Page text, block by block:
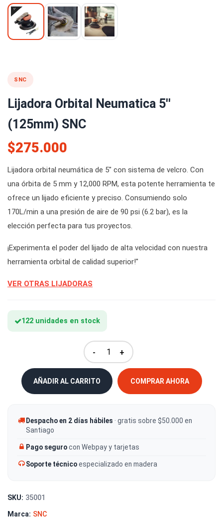
SNC
Lijadora Orbital Neumatica 5''
(125mm) SNC
$275.000
Lijadora orbital neumática de 5" con sistema de velcro. Con
una órbita de 5 mm y 12,000 RPM, esta potente herramienta te
ofrece un lijado eficiente y preciso. Consumiendo solo
170L/min a una presión de aire de 90 psi (6.2 bar), es la
elección perfecta para tus proyectos.
¡Experimenta el poder del lijado de alta velocidad con nuestra
herramienta orbital de calidad superior!"
VER OTRAS LIJADORAS
122 unidades en stock
- +
AÑADIR AL CARRITO COMPRAR AHORA
Despacho en 2 días hábiles · gratis sobre $50.000 en
Santiago
Pago segurocon Webpay y tarjetas
Soporte técnicoespecializado en madera
SKU: 35001
Marca: SNC